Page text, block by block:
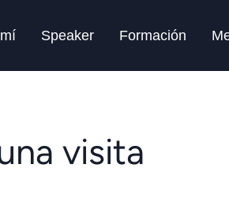
Speaker Formación
visita